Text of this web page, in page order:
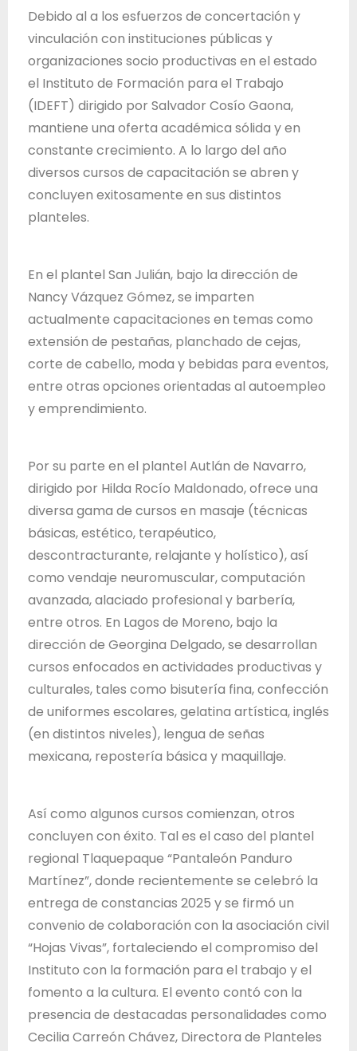
r
a
b
a
j
o
d
e
l
a
d
o
d
e
J
o
Debido al a los esfuerzos de concertación y
vinculación con instituciones públicas y
organizaciones socio productivas en el estado
el Instituto de Formación para el Trabajo
(IDEFT) dirigido por Salvador Cosío Gaona,
mantiene una oferta académica sólida y en
constante crecimiento. A lo largo del año
diversos cursos de capacitación se abren y
concluyen exitosamente en sus distintos
planteles.
En el plantel San Julián, bajo la dirección de
Nancy Vázquez Gómez, se imparten
actualmente capacitaciones en temas como
extensión de pestañas, planchado de cejas,
corte de cabello, moda y bebidas para eventos,
entre otras opciones orientadas al autoempleo
y emprendimiento.
Por su parte en el plantel Autlán de Navarro,
dirigido por Hilda Rocío Maldonado, ofrece una
diversa gama de cursos en masaje (técnicas
básicas, estético, terapéutico,
descontracturante, relajante y holístico), así
como vendaje neuromuscular, computación
avanzada, alaciado profesional y barbería,
entre otros. En Lagos de Moreno, bajo la
dirección de Georgina Delgado, se desarrollan
cursos enfocados en actividades productivas y
culturales, tales como bisutería fina, confección
de uniformes escolares, gelatina artística, inglés
(en distintos niveles), lengua de señas
mexicana, repostería básica y maquillaje.
Así como algunos cursos comienzan, otros
concluyen con éxito. Tal es el caso del plantel
regional Tlaquepaque “Pantaleón Panduro
Martínez”, donde recientemente se celebró la
entrega de constancias 2025 y se firmó un
convenio de colaboración con la asociación civil
“Hojas Vivas”, fortaleciendo el compromiso del
Instituto con la formación para el trabajo y el
fomento a la cultura. El evento contó con la
presencia de destacadas personalidades como
Cecilia Carreón Chávez, Directora de Planteles